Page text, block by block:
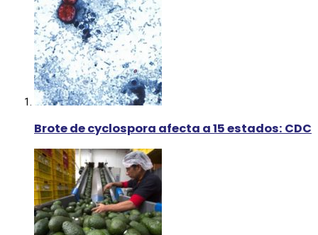
Brote de cyclospora afecta a 15 estados: CDC